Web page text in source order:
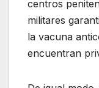
centros
militares
la vacuna
encuentran